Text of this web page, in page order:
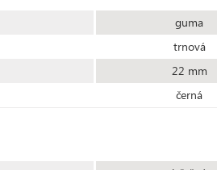
guma
trnová
22 mm
černá